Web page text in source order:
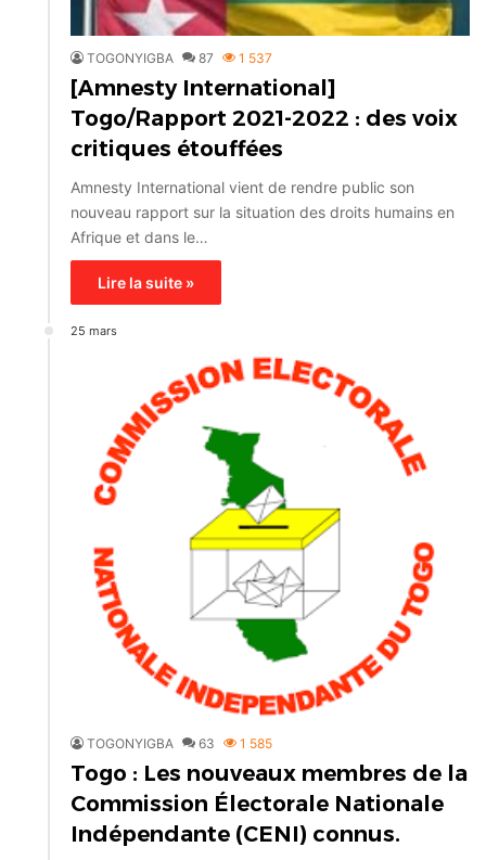
TOGONYIGBA 87 1 537
[Amnesty International]
Togo/Rapport 2021-2022 : des voix
critiques étouffées
Amnesty International vient de rendre public son
nouveau rapport sur la situation des droits humains en
Afrique et dans le…
Lire la suite »
25 mars
TOGONYIGBA 63 1 585
Togo : Les nouveaux membres de la
Commission Électorale Nationale
Indépendante (CENI) connus.